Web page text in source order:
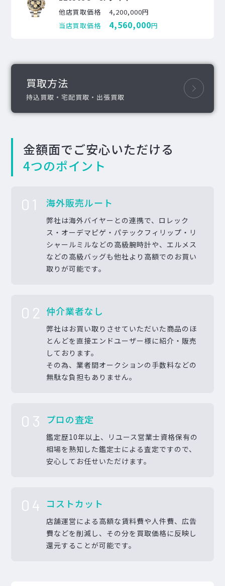
他店買取価格
4,200,000円
当店買取価格
4,560,000円
買取方法
持込買取・宅配買取・出張買取
金額面でご安心いただける
4つのポイント
01 海外販売ルート
弊社は海外バイヤーとの連携で、ロレック
ス・オーデマピゲ・パテックフィリップ・リ
シャールミルなどの高級腕時計や、エルメス
などの高級バッグも他社より高額でのお買い
取りが可能です。
02 仲介業者なし
弊社はお買い取りさせていただいた商品のほ
とんどを直接エンドユーザー様に紹介・販売
しております。
その為、業者間オークションの手数料などの
無駄な負担もありません。
03 プロの査定
鑑定歴10年以上、リユース営業士資格保有の
相場を熟知した鑑定士による査定ですので、
安心してお任せいただけます。
04 コストカット
店舗運営による高額な賃料費や人件費、広告
費などを削減し、その分を買取価格に反映し
還元することが可能です。